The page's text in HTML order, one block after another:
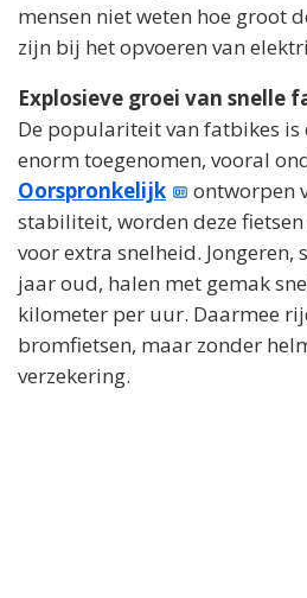
mensen niet weten hoe groot
zijn bij het opvoeren van
Explosieve groei van snelle
De populariteit van fatbikes is
enorm toegenomen, vooral
Oorspronkelijk
ontworpen
stabiliteit, worden deze
voor extra snelheid. Jongeren,
jaar oud, halen met gemak
kilometer per uur. Daarmee
bromfietsen, maar zonder
verzekering.